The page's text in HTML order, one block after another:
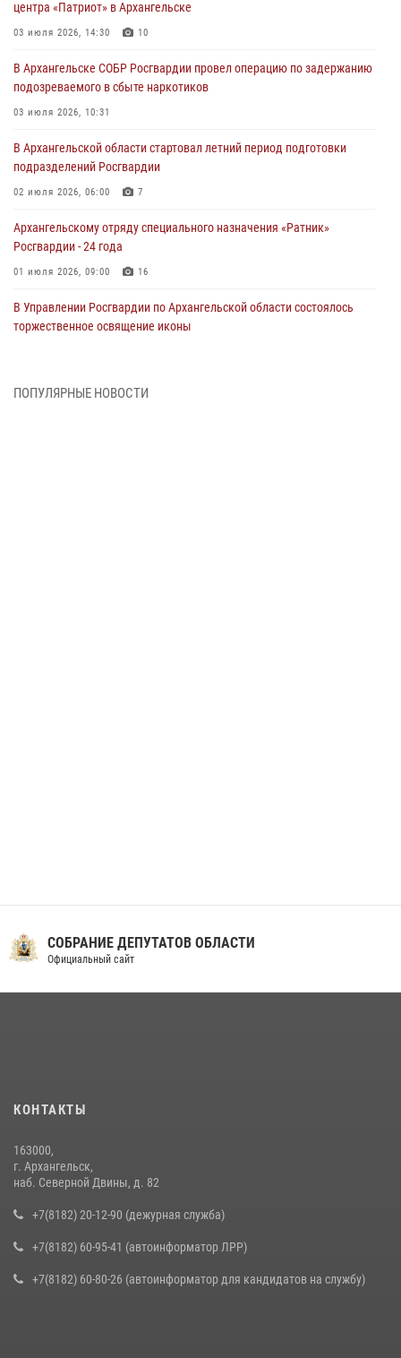
центра «Патриот» в Архангельске
03 июля 2026, 14:30 10
В Архангельске СОБР Росгвардии провел операцию по задержанию
подозреваемого в сбыте наркотиков
03 июля 2026, 10:31
В Архангельской области стартовал летний период подготовки
подразделений Росгвардии
02 июля 2026, 06:00 7
Архангельскому отряду специального назначения «Ратник»
Росгвардии - 24 года
01 июля 2026, 09:00 16
В Управлении Росгвардии по Архангельской области состоялось
торжественное освящение иконы
Военнослужащие по призыву из Архангельской области приняли
ПОПУЛЯРНЫЕ НОВОСТИ
СОБРАНИЕ ДЕПУТАТОВ ОБЛАСТИ
Официальный сайт
КОНТАКТЫ
163000,
г. Архангельск,
наб. Северной Двины, д. 82
+7(8182) 20-12-90 (дежурная служба)
+7(8182) 60-95-41 (автоинформатор ЛРР)
+7(8182) 60-80-26 (автоинформатор для кандидатов на службу)